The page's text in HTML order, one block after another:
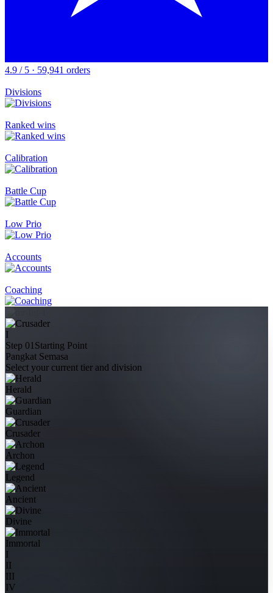
4.9 / 5 · 59,941 orders
Divisions
Ranked wins
Calibration
Battle Cup
Low Prio
Accounts
Coaching
I
Step 01 Starting Point
Pangkat Semasa
Select your current tier and division
Herald
Guardian
Crusader
Archon
Legend
Ancient
Divine
Immortal
I
II
III
IV